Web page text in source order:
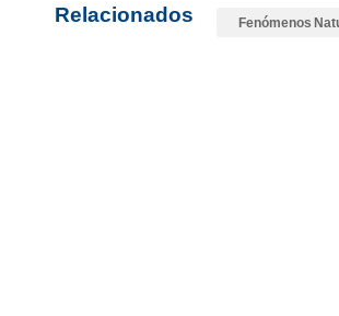
Relacionados Fenómenos